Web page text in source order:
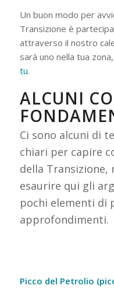
Un buon modo per
Transizione è
attraverso il nostro
sarà uno nella tua
tu.
ALCUNI
Ci sono alcuni di
chiari per capire
della Transizione,
esaurire qui gli
pochi elementi di
approfondimenti.
Picco del Petrolio